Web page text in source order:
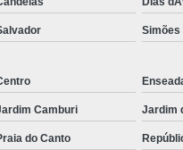
por Satélite
Carros e Caminhões
de Frota Via Satélite
Simões
Camburi Jardim
do Canto